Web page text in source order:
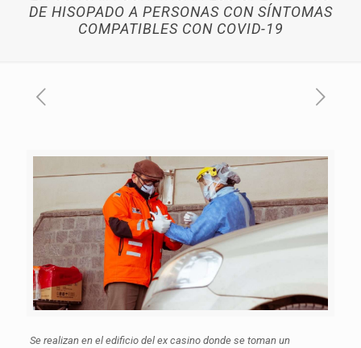
DE HISOPADO A PERSONAS CON SÍNTOMAS
COMPATIBLES CON COVID-19
Se realizan en el edificio del ex casino donde se toman un